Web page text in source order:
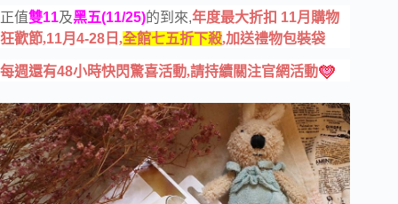
正值雙11及黑五(11/25)的到來,年度最大折扣 11月購物
狂歡節,11月 4-28 日,全館七五折下殺,加送禮物包裝袋
每週還有48小時快閃驚喜活動,請持續關注官網活動